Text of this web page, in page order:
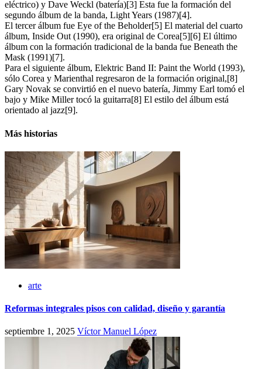
eléctrico) y Dave Weckl (batería)[3] Esta fue la formación del
segundo álbum de la banda, Light Years (1987)[4].
El tercer álbum fue Eye of the Beholder[5] El material del cuarto
álbum, Inside Out (1990), era original de Corea[5][6] El último
álbum con la formación tradicional de la banda fue Beneath the
Mask (1991)[7].
Para el siguiente álbum, Elektric Band II: Paint the World (1993),
sólo Corea y Marienthal regresaron de la formación original,[8]
Gary Novak se convirtió en el nuevo batería, Jimmy Earl tomó el
bajo y Mike Miller tocó la guitarra[8] El estilo del álbum está
orientado al jazz[9].
Más historias
arte
Reformas integrales pisos con calidad, diseño y garantía
septiembre 1, 2025 Víctor Manuel López